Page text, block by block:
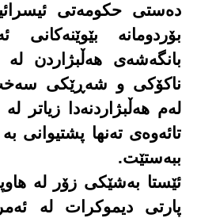
دەستی حکومەتی
بۆردومانە
بانگەشەی هەڵبژاردن لە
ناکۆکی و شەڕێکی
لەم هەڵبژاردنەدا زیاتر
تائەوەی تەنها پشتیوانی
ببەستێت.
ئێستا بەشێکی زۆر لە
پارتی دیموکرات لە